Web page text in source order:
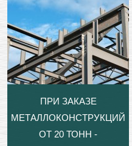
ПРИ ЗАКАЗЕ
МЕТАЛЛОКОНСТРУКЦИЙ
ОТ 20 ТОНН -